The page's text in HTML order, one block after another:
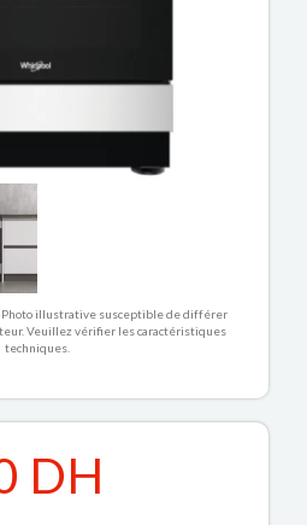
Photo illustrative susceptible de différer
Veuillez vérifier les caractéristiques
techniques.
DH